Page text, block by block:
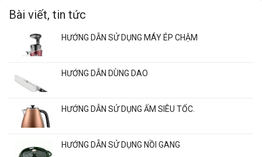
Bài viết, tin tức
HƯỚNG DẪN SỬ DỤNG MÁY ÉP CHẬM
HƯỚNG DẪN DÙNG DAO
HƯỚNG DẪN SỬ DỤNG ẤM SIÊU TỐC.
HƯỚNG DẴN SỬ DỤNG NỒI GANG